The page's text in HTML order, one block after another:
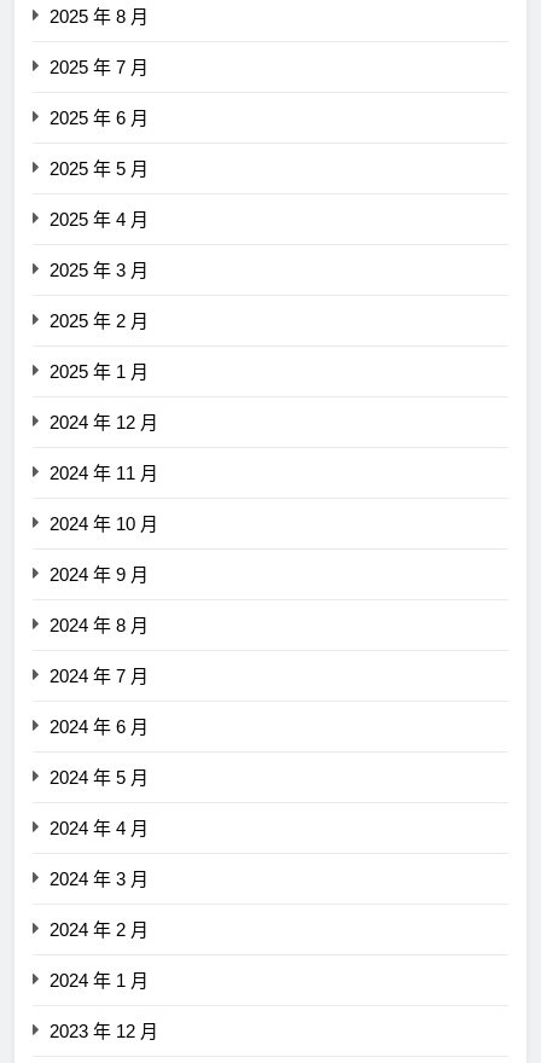
2025 年 8 月
2025 年 7 月
2025 年 6 月
2025 年 5 月
2025 年 4 月
2025 年 3 月
2025 年 2 月
2025 年 1 月
2024 年 12 月
2024 年 11 月
2024 年 10 月
2024 年 9 月
2024 年 8 月
2024 年 7 月
2024 年 6 月
2024 年 5 月
2024 年 4 月
2024 年 3 月
2024 年 2 月
2024 年 1 月
2023 年 12 月